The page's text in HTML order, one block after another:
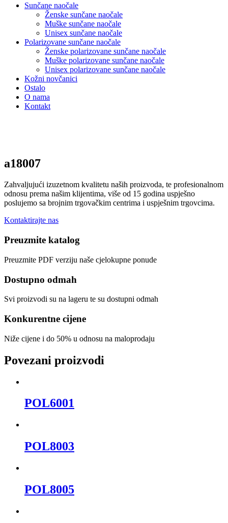
Sunčane naočale
Ženske sunčane naočale
Muške sunčane naočale
Unisex sunčane naočale
Polarizovane sunčane naočale
Ženske polarizovane sunčane naočale
Muške polarizovane sunčane naočale
Unisex polarizovane sunčane naočale
Kožni novčanici
Ostalo
O nama
Kontakt
a18007
Zahvaljujući izuzetnom kvalitetu naših proizvoda, te profesionalnom
odnosu prema našim klijentima, više od 15 godina uspješno
poslujemo sa brojnim trgovačkim centrima i uspješnim trgovcima.
Kontaktirajte nas
Preuzmite katalog
Preuzmite PDF verziju naše cjelokupne ponude
Dostupno odmah
Svi proizvodi su na lageru te su dostupni odmah
Konkurentne cijene
Niže cijene i do 50% u odnosu na maloprodaju
Povezani proizvodi
POL6001
POL8003
POL8005